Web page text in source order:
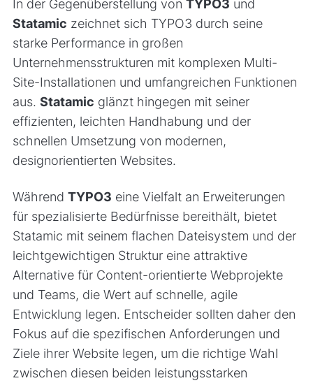
In der Gegenüberstellung von TYPO3 und
Statamic zeichnet sich TYPO3 durch seine
starke Performance in großen
Unternehmensstrukturen mit komplexen Multi-
Site-Installationen und umfangreichen Funktionen
aus. Statamic glänzt hingegen mit seiner
effizienten, leichten Handhabung und der
schnellen Umsetzung von modernen,
designorientierten Websites.
Während TYPO3 eine Vielfalt an Erweiterungen
für spezialisierte Bedürfnisse bereithält, bietet
Statamic mit seinem flachen Dateisystem und der
leichtgewichtigen Struktur eine attraktive
Alternative für Content-orientierte Webprojekte
und Teams, die Wert auf schnelle, agile
Entwicklung legen. Entscheider sollten daher den
Fokus auf die spezifischen Anforderungen und
Ziele ihrer Website legen, um die richtige Wahl
zwischen diesen beiden leistungsstarken